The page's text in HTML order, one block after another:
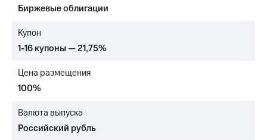
Достижения
Интервью
отчетность
Контакты
Биржевые облигации
Купон
1-16 купоны — 21,75%
Цена размещения
100%
Валюта выпуска
Российский рубль